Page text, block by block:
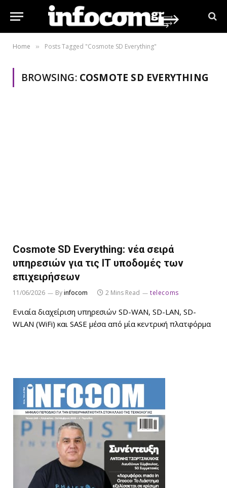
Home » Posts Tagged "Cosmote SD Everything"
BROWSING: COSMOTE SD EVERYTHING
Cosmote SD Everything: νέα σειρά
υπηρεσιών για τις ΙΤ υποδομές των
επιχειρήσεων
11/06/2026 Byinfocom 2 Mins Read telecoms
Ενιαία διαχείριση υπηρεσιών SD-WAN, SD-LAN, SD-
WLAN (WiFi) και SASE μέσα από μία κεντρική πλατφόρμα